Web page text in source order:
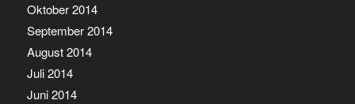
Oktober 2014
September 2014
August 2014
Juli 2014
Juni 2014